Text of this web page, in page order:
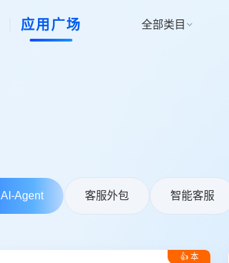
应用广场 全部类目 
AI-Agent 客服外包 智能客服
👍 本